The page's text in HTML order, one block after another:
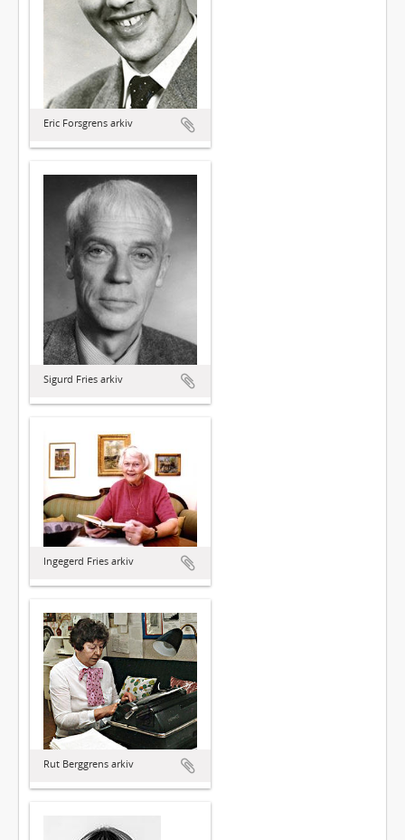
Eric Forsgrens arkiv
Sigurd Fries arkiv
Ingegerd Fries arkiv
Rut Berggrens arkiv